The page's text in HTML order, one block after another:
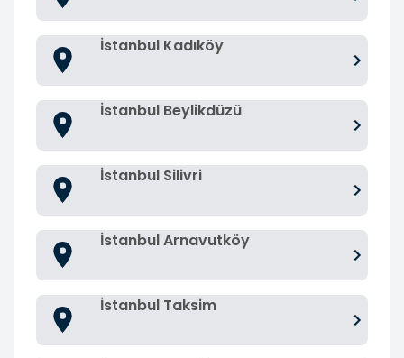
İstanbul Kadıköy
İstanbul Beylikdüzü
İstanbul Silivri
İstanbul Arnavutköy
İstanbul Taksim